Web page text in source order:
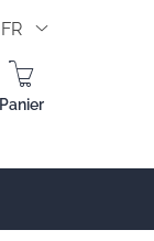
FR
Panier